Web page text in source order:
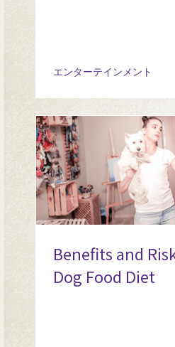
エンターテインメント
Benefits and
Dog Food Diet